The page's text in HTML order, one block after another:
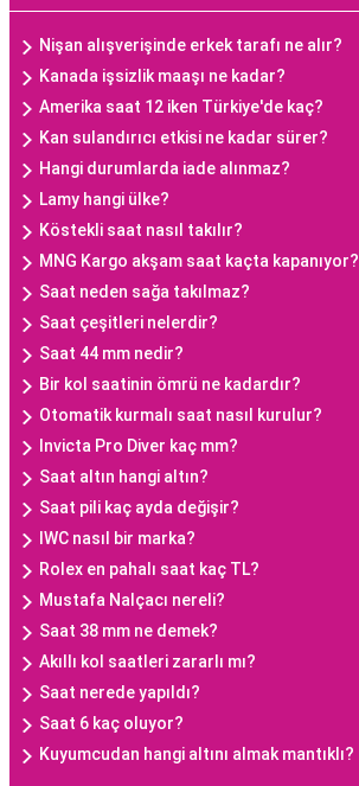
Nişan alışverişinde erkek tarafı ne alır?
Kanada işsizlik maaşı ne kadar?
Amerika saat 12 iken Türkiye'de kaç?
Kan sulandırıcı etkisi ne kadar sürer?
Hangi durumlarda iade alınmaz?
Lamy hangi ülke?
Köstekli saat nasıl takılır?
MNG Kargo akşam saat kaçta kapanıyor?
Saat neden sağa takılmaz?
Saat çeşitleri nelerdir?
Saat 44 mm nedir?
Bir kol saatinin ömrü ne kadardır?
Otomatik kurmalı saat nasıl kurulur?
Invicta Pro Diver kaç mm?
Saat altın hangi altın?
Saat pili kaç ayda değişir?
IWC nasıl bir marka?
Rolex en pahalı saat kaç TL?
Mustafa Nalçacı nereli?
Saat 38 mm ne demek?
Akıllı kol saatleri zararlı mı?
Saat nerede yapıldı?
Saat 6 kaç oluyor?
Kuyumcudan hangi altını almak mantıklı?